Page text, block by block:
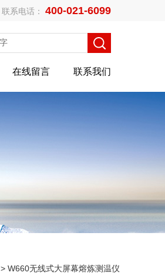
联系电话： 400-021-6099
在线留言 联系我们
> W660无线式大屏幕熔炼测温仪